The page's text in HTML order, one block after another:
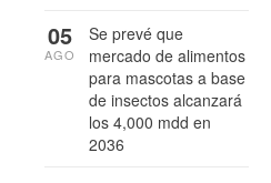
Se prevé que
mercado de alimentos
para mascotas a base
de insectos alcanzará
los 4,000 mdd en
2036
05
AGO